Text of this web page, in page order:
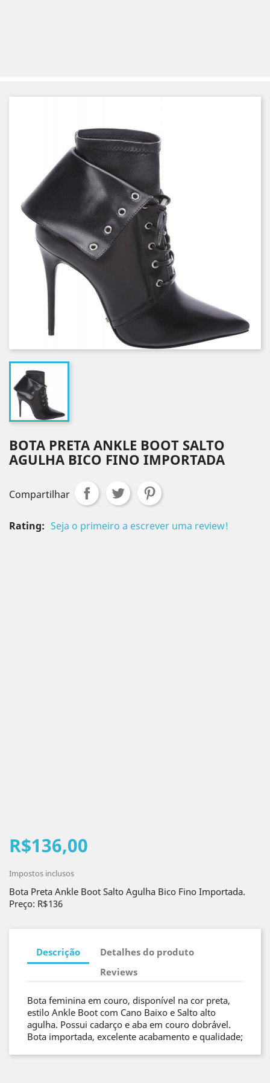
BOTA PRETA ANKLE BOOT SALTO
AGULHA BICO FINO IMPORTADA
Compartilhar
Rating: Seja o primeiro a escrever uma review!
R$136,00
Impostos inclusos
Bota Preta Ankle Boot Salto Agulha Bico Fino Importada.
Preço: R$136
Descrição
Detalhes do produto
Reviews
Bota feminina em couro, disponível na cor preta,
estilo Ankle Boot com Cano Baixo e Salto alto
agulha. Possui cadarço e aba em couro dobrável.
Bota importada, excelente acabamento e qualidade;